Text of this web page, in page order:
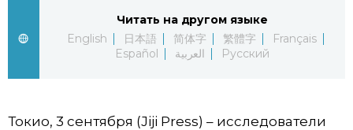
العربية
Фото/Видео
Читать на другом языке
English
日本語 简体字 繁體字
Français
Español
العربية Русский
Токио, 3 сентября (Jiji Press) – исследователи